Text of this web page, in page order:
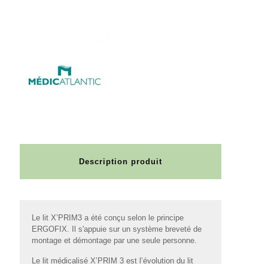
Description produit
Le lit X’PRIM3 a été conçu selon le principe
ERGOFIX. Il s'appuie sur un système breveté de
montage et démontage par une seule personne.
Le lit médicalisé X’PRIM 3 est l’évolution du lit